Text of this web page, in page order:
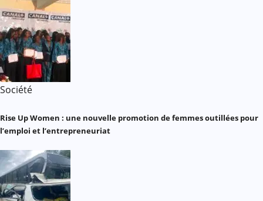
Société
Rise Up Women : une nouvelle promotion de femmes outillées pour
l’emploi et l’entrepreneuriat